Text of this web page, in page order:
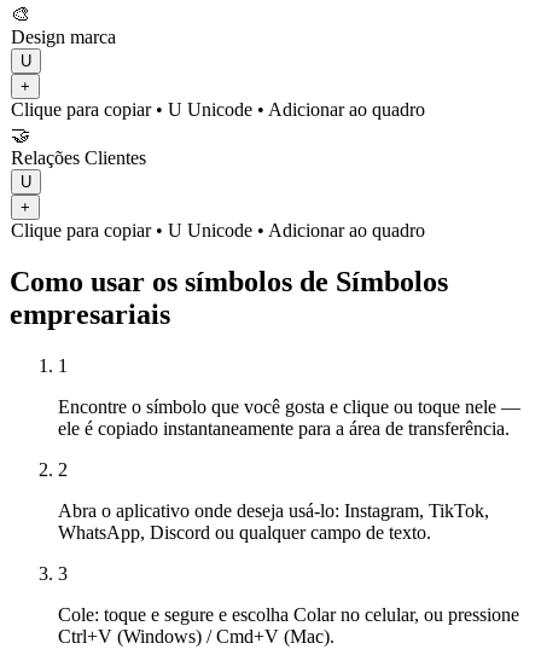
🎨
Design marca
U
+
Clique para copiar• U Unicode • Adicionar ao quadro
🤝
Relações Clientes
U
+
Clique para copiar• U Unicode • Adicionar ao quadro
Como usar os símbolos de Símbolos
empresariais
1
Encontre o símbolo que você gosta e clique ou toque nele —
ele é copiado instantaneamente para a área de transferência.
2
Abra o aplicativo onde deseja usá-lo: Instagram, TikTok,
WhatsApp, Discord ou qualquer campo de texto.
3
Cole: toque e segure e escolha Colar no celular, ou pressione
Ctrl+V (Windows) / Cmd+V (Mac).